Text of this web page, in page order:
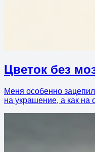
Цветок без
Меня особенно
на украшение, а как на